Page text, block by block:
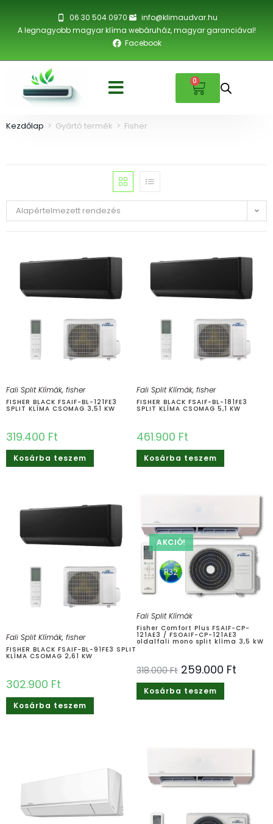
06 30 504 0970
info@klimaudvar.hu
A legnagyobb magyar klíma webáruház, magyar garanciával!
Facebook
0
Kezdőlap > Gyártó termék > Fisher
Alapértelmezett rendezés
Fali Split Klímák, fisher
FISHER BLACK FSAIF-BL-121FE3
SPLIT KLÍMA CSOMAG 3,51 KW
319.400 Ft
Kosárba teszem
Fali Split Klímák, fisher
FISHER BLACK FSAIF-BL-181FE3
SPLIT KLÍMA CSOMAG 5,1 KW
461.900 Ft
Kosárba teszem
Fali Split Klímák, fisher
FISHER BLACK FSAIF-BL-91FE3 SPLIT
KLÍMA CSOMAG 2,61 KW
302.900 Ft
Kosárba teszem
AKCIÓ!
Fali Split Klímák
Fisher Comfort Plus FSAIF-CP-
121AE3 / FSOAIF-CP-121AE3
oldalfali mono split klíma 3,5 kW
318.000Ft 259.000 Ft
Kosárba teszem